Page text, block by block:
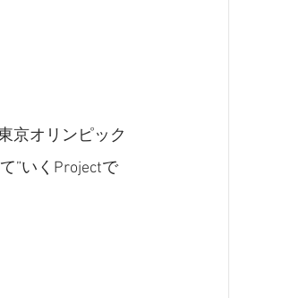
京オリンピック
”いくProjectで